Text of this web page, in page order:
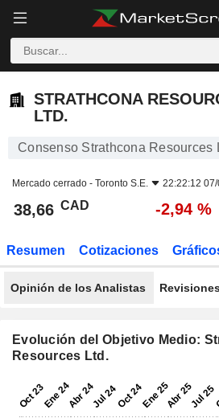
STRATHCONA
LTD.
Consenso Strathcona Resources
Mercado cerrado - Toronto S.E. 22:22:12
38,66 CAD -2,94 %
Resumen Cotizaciones
Opinión de los Analistas
Evolución del Objetivo Medio:
Resources Ltd.